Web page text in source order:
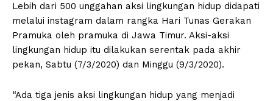
Lebih dari 500 unggahan aksi lingkungan hidup didapati
melalui instagram dalam rangka Hari Tunas Gerakan
Pramuka oleh pramuka di Jawa Timur. Aksi-aksi
lingkungan hidup itu dilakukan serentak pada akhir
pekan, Sabtu (7/3/2020) dan Minggu (9/3/2020).
“Ada tiga jenis aksi lingkungan hidup yang menjadi